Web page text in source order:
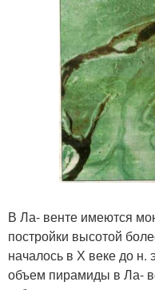
В Ла- венте имеются
постройки высотой
началось в Х веке до н.
объем пирамиды в Ла-